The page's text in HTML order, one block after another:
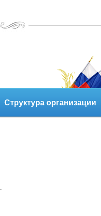
Структура организации